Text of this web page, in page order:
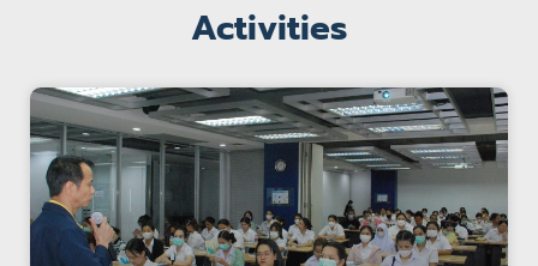
Activities